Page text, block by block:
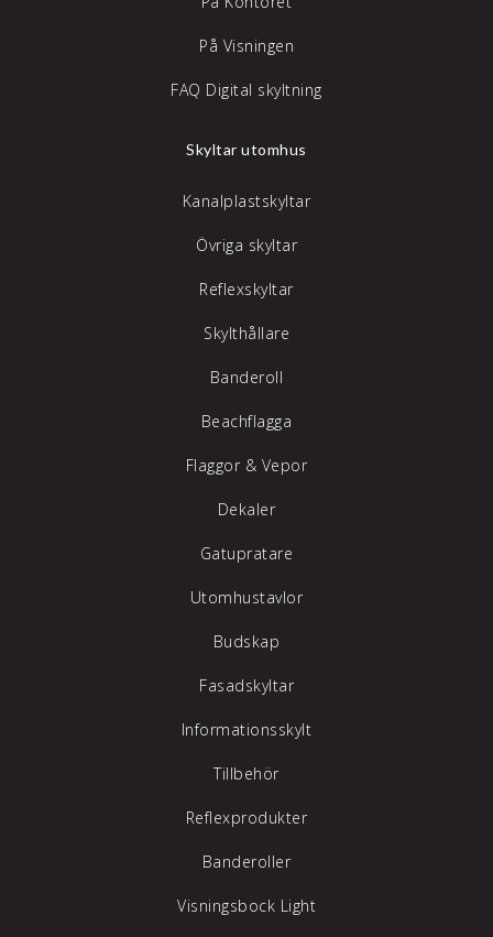
På Visningen
FAQ Digital skyltning
Skyltar utomhus
Kanalplastskyltar
Övriga skyltar
Reflexskyltar
Skylthållare
Banderoll
Beachflagga
Flaggor & Vepor
Dekaler
Gatupratare
Utomhustavlor
Budskap
Fasadskyltar
Informationsskylt
Tillbehör
Reflexprodukter
Banderoller
Visningsbock Light